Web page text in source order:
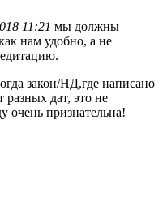
11:21 мы должны
нам удобно, а не
закон/НД,где написано
дат, это не
очень признательна!